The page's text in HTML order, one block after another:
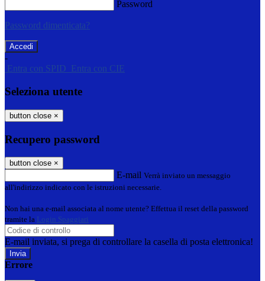
Password
Password dimenticata?
-
Entra con SPID
Entra con CIE
Seleziona utente
button close ×
Recupero password
button close ×
E-mail Verrà inviato un messaggio
all'indirizzo indicato con le istruzioni necessarie.
Non hai una e-mail associata al nome utente? Effettua il reset della password
tramite la Login Spaggiari
E-mail inviata, si prega di controllare la casella di posta elettronica!
Errore